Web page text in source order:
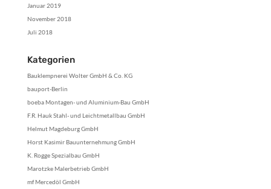
Januar 2019
November 2018
Juli 2018
Kategorien
Bauklempnerei Wolter GmbH & Co. KG
bauport-Berlin
boeba Montagen- und Aluminium-Bau GmbH
F.R. Hauk Stahl- und Leichtmetallbau GmbH
Helmut Magdeburg GmbH
Horst Kasimir Bauunternehmung GmbH
K. Rogge Spezialbau GmbH
Marotzke Malerbetrieb GmbH
mf Mercedöl GmbH